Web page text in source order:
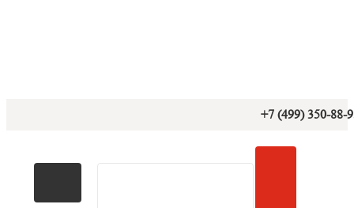
+7 (499) 350-88-